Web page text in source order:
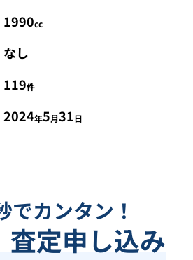
1990cc
なし
119件
2024年5月31日
でカンタン！
査定申し込み